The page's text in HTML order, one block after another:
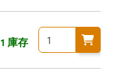
1 庫存